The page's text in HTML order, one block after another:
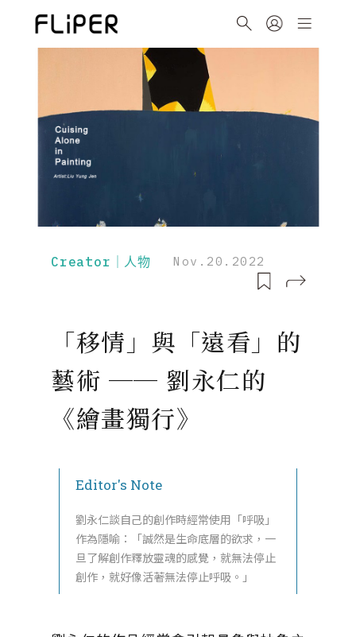
Creator｜人物 Nov.20.2022
「移情」與「遠看」的
藝術 ── 劉永仁的
《繪畫獨行》
Editor's Note
劉永仁談自己的創作時經常使用「呼吸」
作為隱喻：「誠然是生命底層的欲求，一
旦了解創作釋放靈魂的感覺，就無法停止
創作，就好像活著無法停止呼吸。」